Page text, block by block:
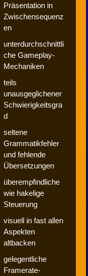
Präsentation in
Zwischensequenz
en
unterdurchschnittli
che Gameplay-
Mechaniken
teils
unausgeglichener
Schwierigkeitsgra
d
seltene
Grammatikfehler
und fehlende
Übersetzungen
überempfindliche
wie hakelige
Steuerung
visuell in fast allen
Aspekten
altbacken
gelegentliche
Framerate-